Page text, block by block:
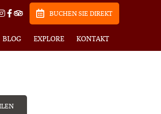
BUCHEN SIE DIREKT
BLOG EXPLORE KONTAKT